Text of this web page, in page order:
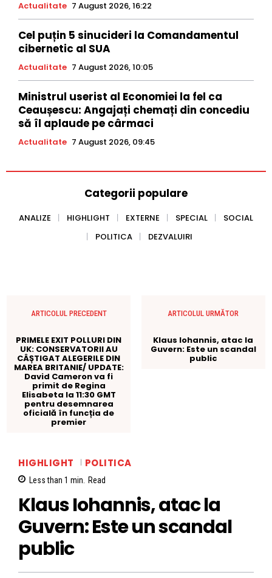
Actualitate 7 August 2026, 16:22
Cel puțin 5 sinucideri la Comandamentul
cibernetic al SUA
Actualitate 7 August 2026, 10:05
Ministrul userist al Economiei la fel ca
Ceaușescu: Angajați chemați din concediu
să îl aplaude pe cârmaci
Actualitate 7 August 2026, 09:45
Categorii populare
ANALIZE HIGHLIGHT EXTERNE SPECIAL
SOCIAL
POLITICA
DEZVALUIRI
ARTICOLUL PRECEDENT
PRIMELE EXIT POLLURI DIN
UK: CONSERVATORII AU
CÂȘTIGAT ALEGERILE DIN
MAREA BRITANIE/ UPDATE:
David Cameron va fi
primit de Regina
Elisabeta la 11:30 GMT
pentru desemnarea
oficială în funcția de
premier
ARTICOLUL URMĂTOR
Klaus Iohannis, atac la
Guvern: Este un scandal
public